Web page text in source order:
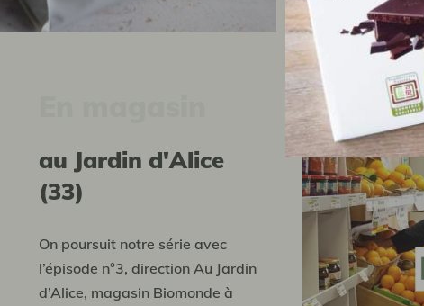
Au Jardin d'Alice
(33)
On poursuit notre série avec
l’épisode n°3, direction Au Jardin
d’Alice, magasin Biomonde à